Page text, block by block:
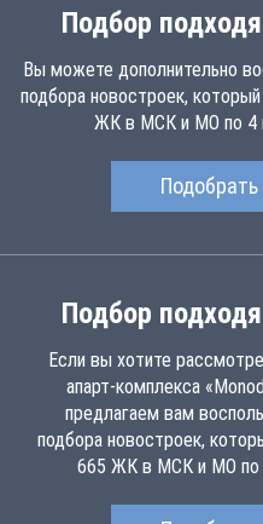
Подбор
Вы можете дополнительно
подбора новостроек,
ЖК в МСК и МО по 4
Подбор
Если вы хотите
апарт-комплекса
предлагаем вам
подбора новостроек,
665 ЖК в МСК и МО по